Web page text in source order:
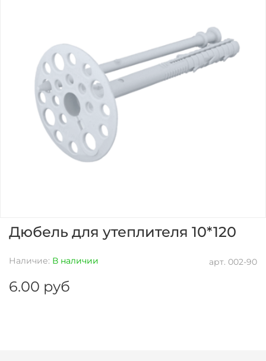
арт. 002-90
Наличие: В наличии
Дюбель для утеплителя 10*120
6.00 руб